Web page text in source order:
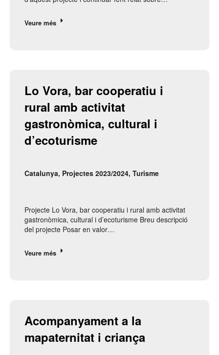
Veure més
Lo Vora, bar cooperatiu i
rural amb activitat
gastronòmica, cultural i
d’ecoturisme
Catalunya, Projectes 2023/2024, Turisme
Projecte Lo Vora, bar cooperatiu i rural amb activitat
gastronòmica, cultural i d’ecoturisme Breu descripció
del projecte Posar en valor…
Veure més
Acompanyament a la
mapaternitat i criança